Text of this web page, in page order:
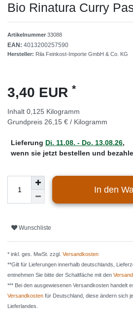
Bio Rinatura Curry
Artikelnummer 33088
EAN: 4013200257590
Hersteller: Rila Feinkost-Importe GmbH & Co. KG
3,40 EUR *
Inhalt 0,125 Kilogramm
Grundpreis 26,15 € / Kilogramm
Lieferung Di. 11.08. - Do. 13.08.26,
wenn sie jetzt bestellen und
In den
Wunschliste
* inkl. ges. MwSt. zzgl. Versandkosten
**Gilt für Lieferungen innerhalb deutschlands,
entnehmen Sie bitte der Schaltfäche mit den
*** Bei den ausgewiesenen Versandkosten handelt
Versandkosten für Deutschland, diese ändern sich
Lieferlandes.